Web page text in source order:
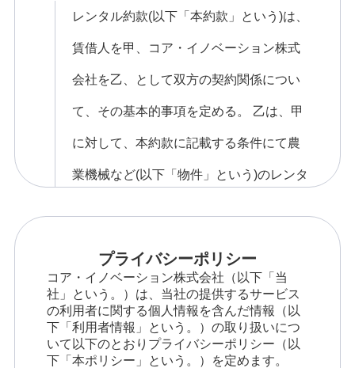
レンタル約款(以下「本約款」という)は、
賃借人を甲、コア・イノベーション株式
会社を乙、として双方の契約関係につい
て、その基本的事項を定める。 乙は、甲
に対して、本約款に記載する条件にて農
業機械など(以下「物件」という)のレンタ
第2条(個別契約)
物件毎のレンタル契約(以下「個別契約」
という)は、甲及び乙が本約款に基づいて
プライバシーポリシー
コア・イノベーション株式会社（以下「当
社」という。）は、当社の提供するサービス
の利用者に関する個人情報を含んだ情報（以
下「利用者情報」という。）の取り扱いにつ
いて以下のとおりプライバシーポリシー（以
下「本ポリシー」という。）を定めます。